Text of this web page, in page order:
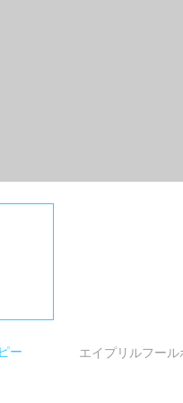
ー エイプリルフール